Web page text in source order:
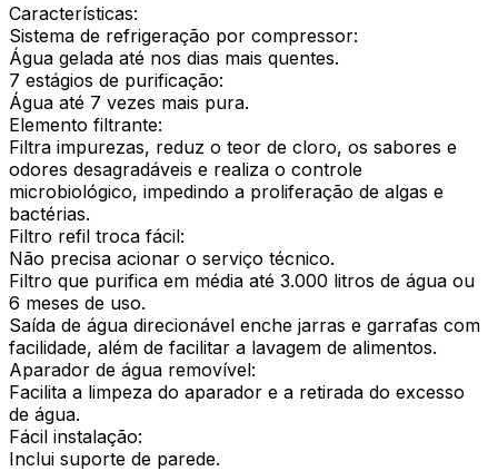
Características:
Sistema de refrigeração por compressor:
Água gelada até nos dias mais quentes.
7 estágios de purificação:
Água até 7 vezes mais pura.
Elemento filtrante:
Filtra impurezas, reduz o teor de cloro, os sabores e
odores desagradáveis e realiza o controle
microbiológico, impedindo a proliferação de algas e
bactérias.
Filtro refil troca fácil:
Não precisa acionar o serviço técnico.
Filtro que purifica em média até 3.000 litros de água ou
6 meses de uso.
Saída de água direcionável enche jarras e garrafas com
facilidade, além de facilitar a lavagem de alimentos.
Aparador de água removível:
Facilita a limpeza do aparador e a retirada do excesso
de água.
Fácil instalação:
Inclui suporte de parede.